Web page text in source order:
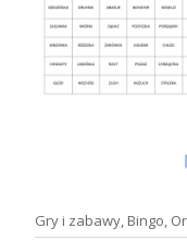
Gry i zabawy Bingo